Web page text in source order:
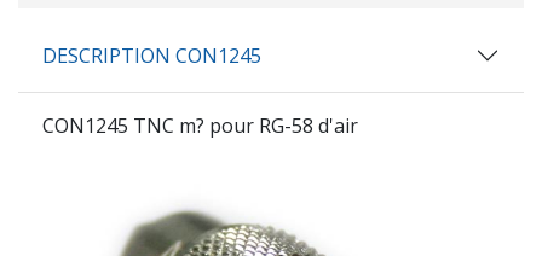
DESCRIPTION CON1245
CON1245 TNC m? pour RG-58 d'air